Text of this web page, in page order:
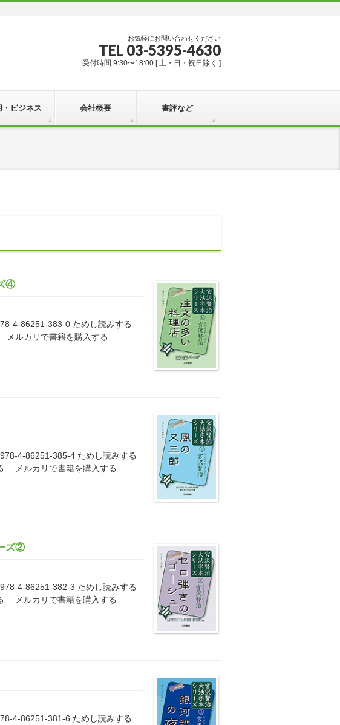
お気軽にお問い合わせください
TEL 03-5395-4630
受付時間 9:30〜18:00 [ 土・日・祝日除く ]
・ビジネス 会社概要 書評など
④
4-86251-383-0 ためし読みする
メルカリで書籍を購入する
4-86251-385-4 ためし読みする
メルカリで書籍を購入する
ズ②
4-86251-382-3 ためし読みする
メルカリで書籍を購入する
4-86251-381-6 ためし読みする